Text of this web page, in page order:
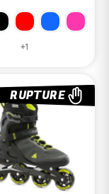
+1
RUPTURE